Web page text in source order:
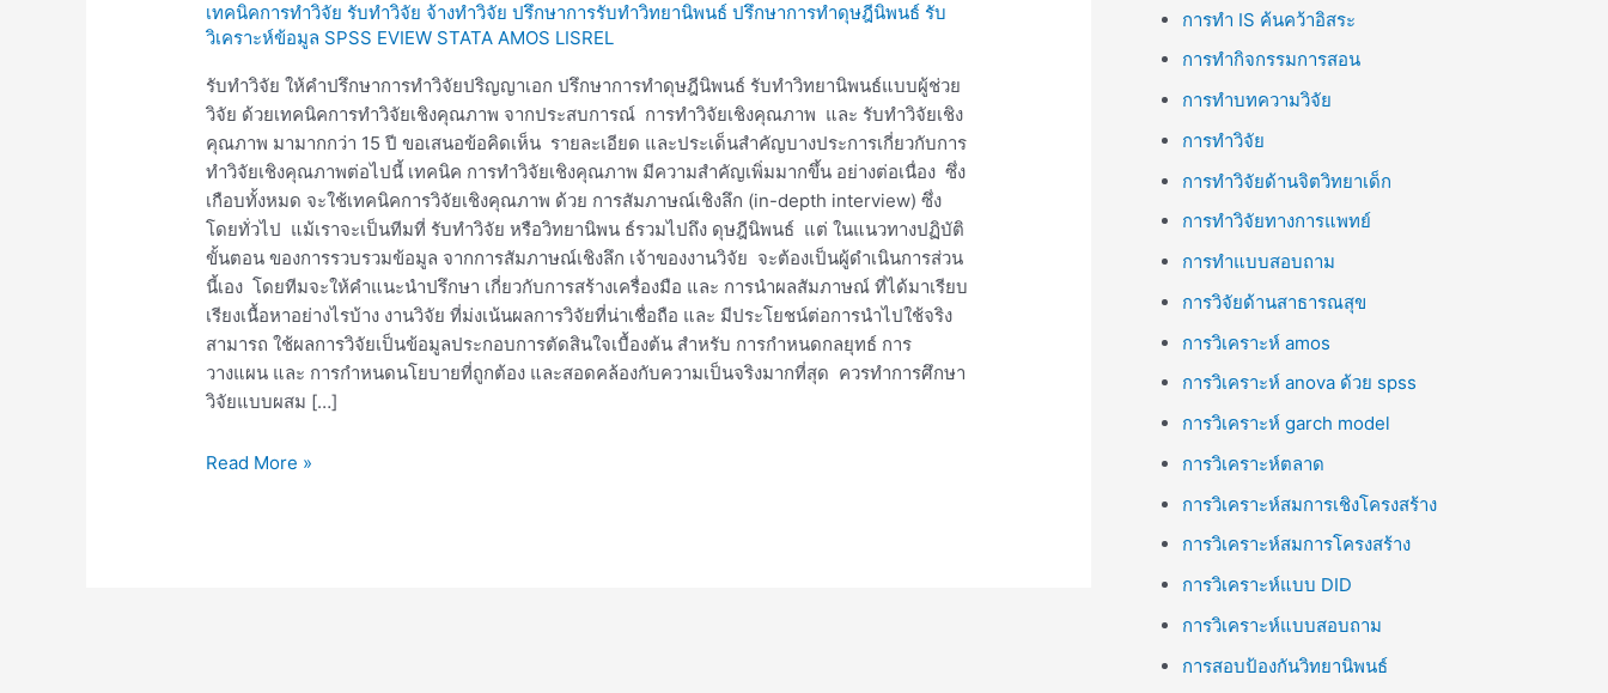
เทคนิคการทำวิจัย รับทำวิจัย จ้างทำวิจัย ปรึกษาการรับทำวิทยานิพนธ์ ปรึกษาการทำดุษฎีนิพนธ์ รับ
วิเคราะห์ข้อมูล SPSS EVIEW STATA AMOS LISREL
รับทำวิจัย ให้คำปรึกษาการทำวิจัยปริญญาเอก ปรึกษาการทำดุษฎีนิพนธ์ รับทำวิทยานิพนธ์แบบผู้ช่วย
วิจัย ด้วยเทคนิคการทำวิจัยเชิงคุณภาพ จากประสบการณ์ การทำวิจัยเชิงคุณภาพ และ รับทำวิจัยเชิง
คุณภาพ มามากกว่า 15 ปี ขอเสนอข้อคิดเห็น รายละเอียด และประเด็นสำคัญบางประการเกี่ยวกับการ
ทำวิจัยเชิงคุณภาพต่อไปนี้ เทคนิค การทำวิจัยเชิงคุณภาพ มีความสำคัญเพิ่มมากขึ้น อย่างต่อเนื่อง ซึ่ง
เกือบทั้งหมด จะใช้เทคนิคการวิจัยเชิงคุณภาพ ด้วย การสัมภาษณ์เชิงลึก (in-depth interview) ซึ่ง
โดยทั่วไป แม้เราจะเป็นทีมที่ รับทำวิจัย หรือวิทยานิพน ธ์รวมไปถึง ดุษฎีนิพนธ์ แต่ ในแนวทางปฏิบัติ
ขั้นตอน ของการรวบรวมข้อมูล จากการสัมภาษณ์เชิงลึก เจ้าของงานวิจัย จะต้องเป็นผู้ดำเนินการส่วน
นี้เอง โดยทีมจะให้คำแนะนำปรึกษา เกี่ยวกับการสร้างเครื่องมือ และ การนำผลสัมภาษณ์ ที่ได้มาเรียบ
เรียงเนื้อหาอย่างไรบ้าง งานวิจัย ที่ม่งเน้นผลการวิจัยที่น่าเชื่อถือ และ มีประโยชน์ต่อการนำไปใช้จริง
สามารถ ใช้ผลการวิจัยเป็นข้อมูลประกอบการตัดสินใจเบื้องต้น สำหรับ การกำหนดกลยุทธ์ การ
วางแผน และ การกำหนดนโยบายที่ถูกต้อง และสอดคล้องกับความเป็นจริงมากที่สุด ควรทำการศึกษา
วิจัยแบบผสม […]
ทำ
วิทยานิพนธ์(ผู้
ช่วย)และ
ดุษฎีนิพนธ์
ที่
ใช้
เทคนิค
การ
วิจัย
เชิง
คุณภาพ
(Qualitative
Research)
Read More »
การทำ IS ค้นคว้าอิสระ
การทำกิจกรรมการสอน
การทำบทความวิจัย
การทำวิจัย
การทำวิจัยด้านจิตวิทยาเด็ก
การทำวิจัยทางการแพทย์
การทำแบบสอบถาม
การวิจัยด้านสาธารณสุข
การวิเคราะห์ amos
การวิเคราะห์ anova ด้วย spss
การวิเคราะห์ garch model
การวิเคราะห์ตลาด
การวิเคราะห์สมการเชิงโครงสร้าง
การวิเคราะห์สมการโครงสร้าง
การวิเคราะห์แบบ DID
การวิเคราะห์แบบสอบถาม
การสอบป้องกันวิทยานิพนธ์